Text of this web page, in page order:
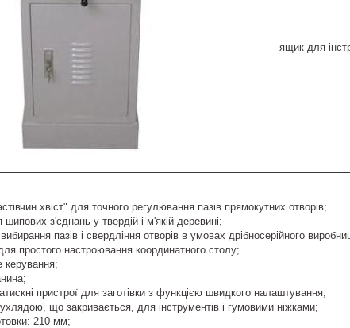
ящик для
хвіст" для точного регулювання пазів прямокутних отворів;
з'єднань у твердій і м'якій деревині;
пазів і свердління отворів в умовах дрібносерійного
простого настроювання координатного столу;
керування;
пристрої для заготівки з функцією швидкого налаштування;
що закривається, для інструментів і гумовими ніжками;
210 мм;